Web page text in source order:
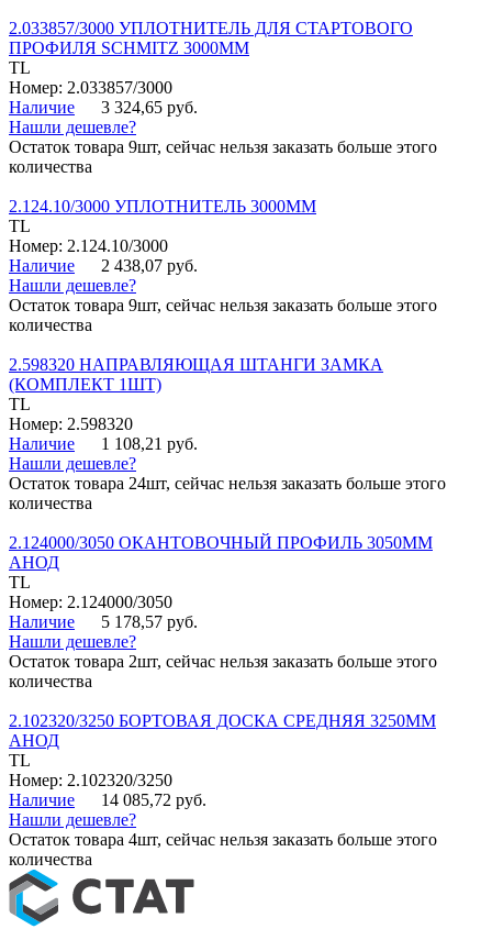
2.033857/3000 УПЛОТНИТЕЛЬ ДЛЯ СТАРТОВОГО
ПРОФИЛЯ SCHMITZ 3000ММ
TL
Номер: 2.033857/3000
Наличие
3 324,65 руб.
Нашли дешевле?
Остаток товара 9шт, сейчас нельзя заказать больше этого
количества
2.124.10/3000 УПЛОТНИТЕЛЬ 3000ММ
TL
Номер: 2.124.10/3000
Наличие
2 438,07 руб.
Нашли дешевле?
Остаток товара 9шт, сейчас нельзя заказать больше этого
количества
2.598320 НАПРАВЛЯЮЩАЯ ШТАНГИ ЗАМКА
(КОМПЛЕКТ 1ШТ)
TL
Номер: 2.598320
Наличие
1 108,21 руб.
Нашли дешевле?
Остаток товара 24шт, сейчас нельзя заказать больше этого
количества
2.124000/3050 ОКАНТОВОЧНЫЙ ПРОФИЛЬ 3050ММ
АНОД
TL
Номер: 2.124000/3050
Наличие
5 178,57 руб.
Нашли дешевле?
Остаток товара 2шт, сейчас нельзя заказать больше этого
количества
2.102320/3250 БОРТОВАЯ ДОСКА СРЕДНЯЯ 3250ММ
АНОД
TL
Номер: 2.102320/3250
Наличие
14 085,72 руб.
Нашли дешевле?
Остаток товара 4шт, сейчас нельзя заказать больше этого
количества